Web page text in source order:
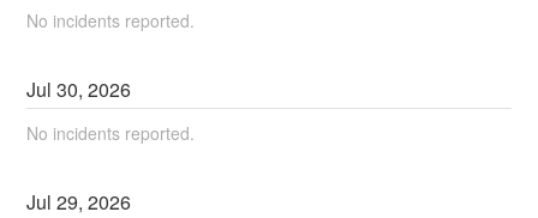
No incidents reported.
Jul30,2026
No incidents reported.
Jul29,2026